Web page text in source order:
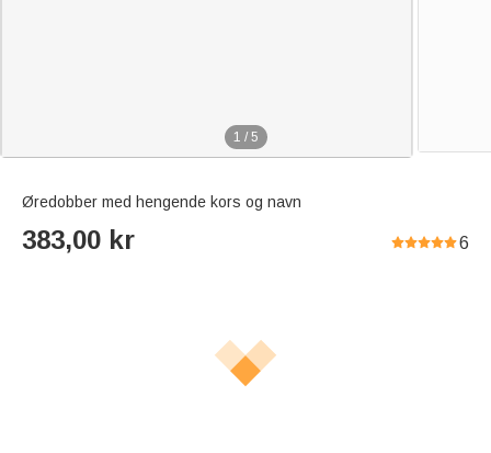
1 / 5
Øredobber med hengende kors og navn
383,00 kr 6